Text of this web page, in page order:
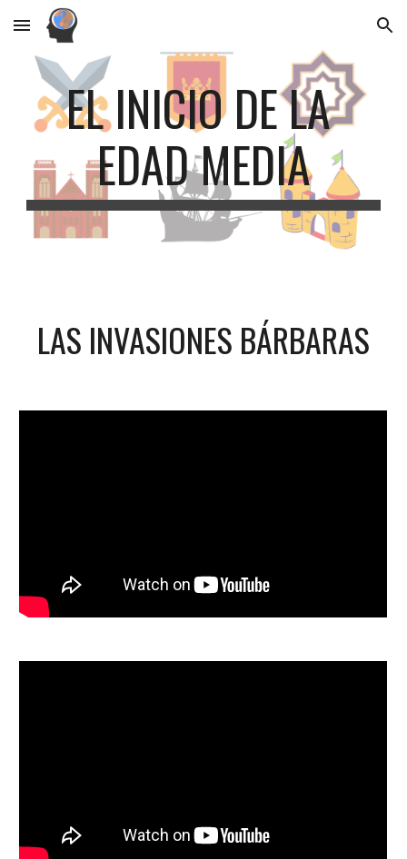
Skip to main content Skip to navigation
EL INICIO DE LA
EDAD MEDIA
LAS INVASIONES BÁRBARAS